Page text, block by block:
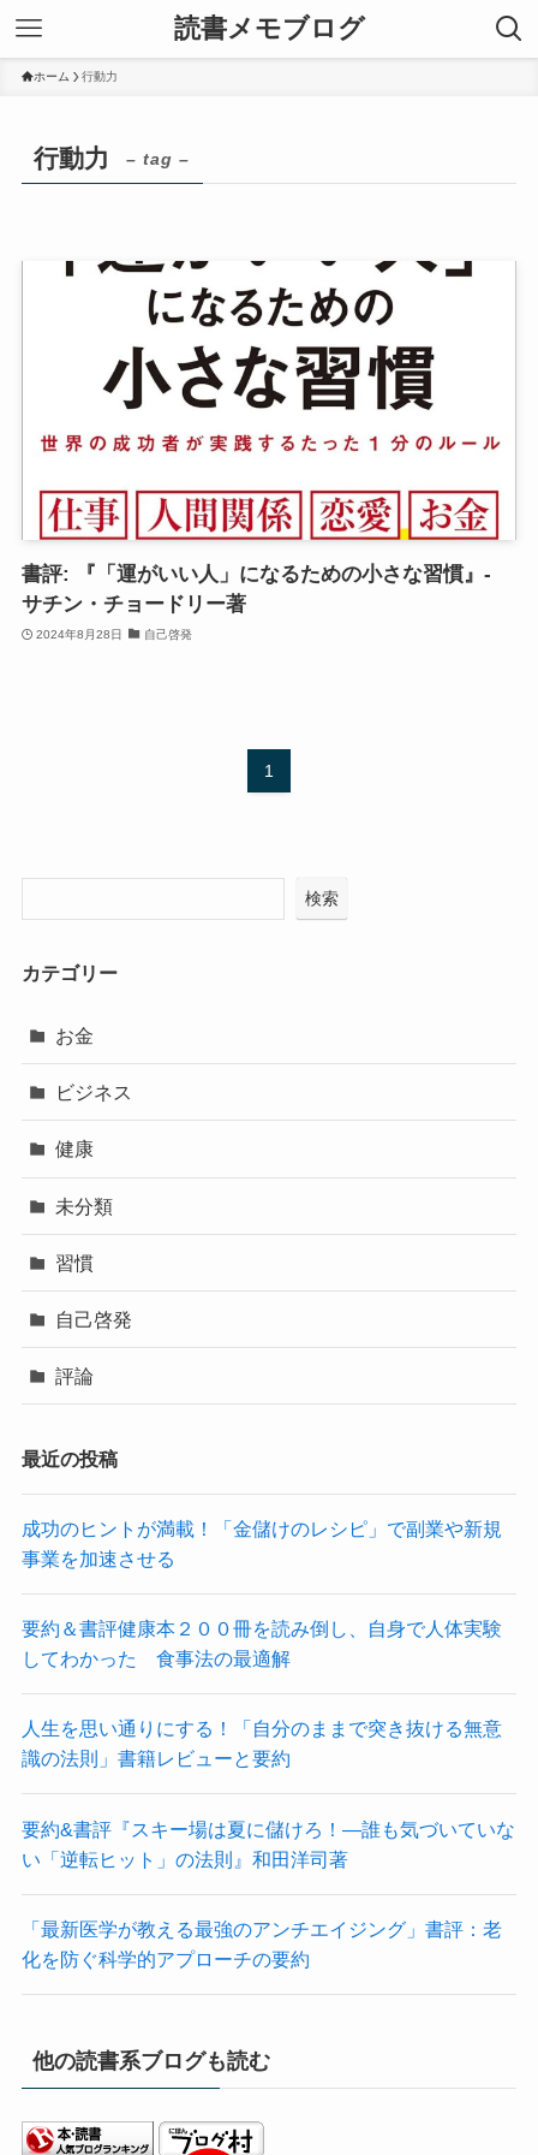
読書メモブログ
ホーム 行動力
行動力 – tag –
書評: 『「運がいい人」になるための小さな習慣』-
サチン・チョードリー著
2024年8月28日 自己啓発
1
検索
カテゴリー
お金
ビジネス
健康
未分類
習慣
自己啓発
評論
最近の投稿
成功のヒントが満載！「金儲けのレシピ」で副業や新規
事業を加速させる
要約＆書評健康本２００冊を読み倒し、自身で人体実験
してわかった 食事法の最適解
人生を思い通りにする！「自分のままで突き抜ける無意
識の法則」書籍レビューと要約
要約&書評『スキー場は夏に儲けろ！―誰も気づいていな
い「逆転ヒット」の法則』和田洋司著
「最新医学が教える最強のアンチエイジング」書評：老
化を防ぐ科学的アプローチの要約
他の読書系ブログも読む